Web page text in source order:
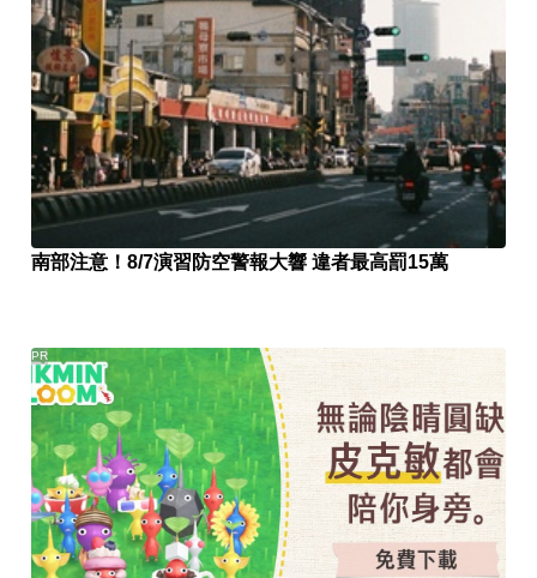
南部注意！8/7演習防空警報大響 違者最高罰15萬
PR